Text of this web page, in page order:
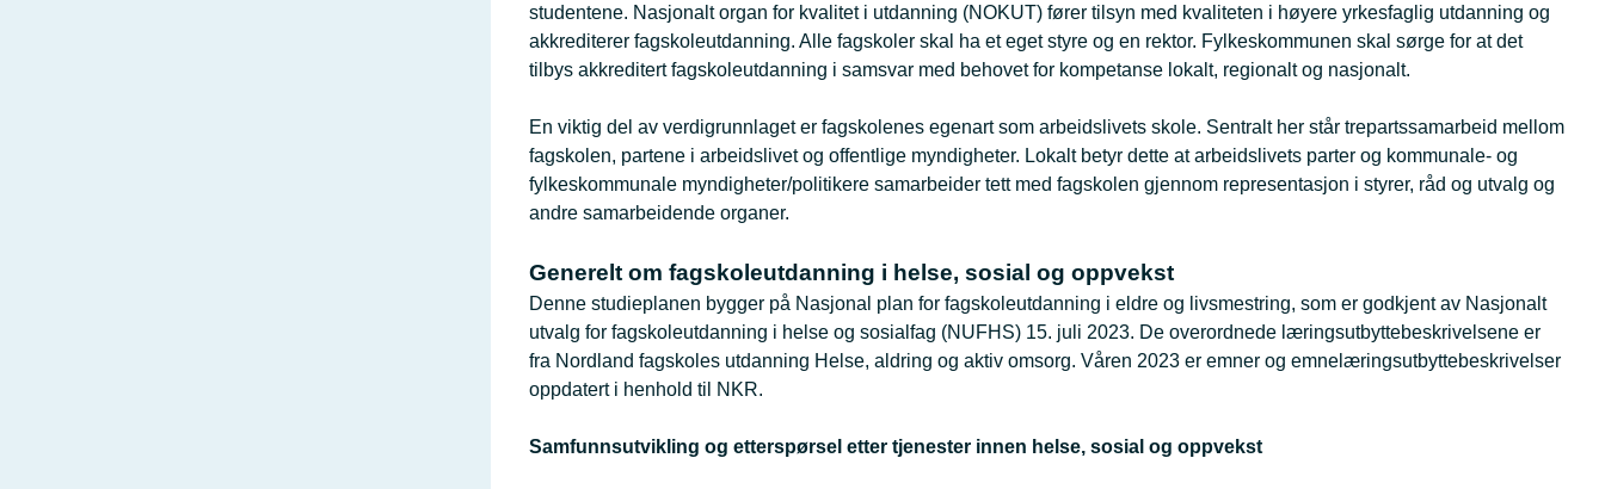
studentene. Nasjonalt organ for kvalitet i utdanning (NOKUT) fører tilsyn med kvaliteten i høyere yrkesfaglig utdanning og
akkrediterer fagskoleutdanning. Alle fagskoler skal ha et eget styre og en rektor. Fylkeskommunen skal sørge for at det
tilbys akkreditert fagskoleutdanning i samsvar med behovet for kompetanse lokalt, regionalt og nasjonalt.
En viktig del av verdigrunnlaget er fagskolenes egenart som arbeidslivets skole. Sentralt her står trepartssamarbeid mellom
fagskolen, partene i arbeidslivet og offentlige myndigheter. Lokalt betyr dette at arbeidslivets parter og kommunale- og
fylkeskommunale myndigheter/politikere samarbeider tett med fagskolen gjennom representasjon i styrer, råd og utvalg og
andre samarbeidende organer.
Generelt om fagskoleutdanning i helse, sosial og oppvekst
Denne studieplanen bygger på Nasjonal plan for fagskoleutdanning i eldre og livsmestring, som er godkjent av Nasjonalt
utvalg for fagskoleutdanning i helse og sosialfag (NUFHS) 15. juli 2023. De overordnede læringsutbyttebeskrivelsene er
fra Nordland fagskoles utdanning Helse, aldring og aktiv omsorg. Våren 2023 er emner og emnelæringsutbyttebeskrivelser
oppdatert i henhold til NKR.
Samfunnsutvikling og etterspørsel etter tjenester innen helse, sosial og oppvekst